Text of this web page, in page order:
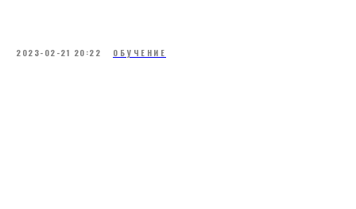
2023-02-21 20:22 ОБУЧЕНИЕ